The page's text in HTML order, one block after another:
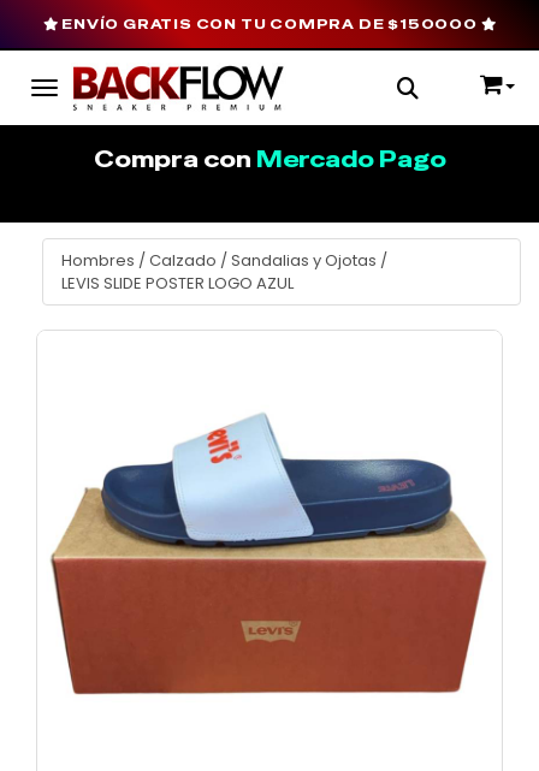
Toggle navigation
ENVÍO GRATIS CON TU COMPRA DE $150000
Compra con Mercado Pago
Hombres / Calzado / Sandalias y Ojotas /
LEVIS SLIDE POSTER LOGO AZUL